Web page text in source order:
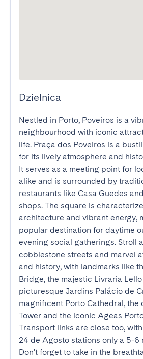
Dzielnica
Nestled in Porto, Poveiros is a
neighbourhood with iconic
life. Praça dos Poveiros is a
for its lively atmosphere and
It serves as a meeting point for
alike and is surrounded by
restaurants like Casa Guedes
shops. The square is
architecture and vibrant energy,
popular destination for daytime
evening social gatherings. Stroll
cobblestone streets and marvel
and history, with landmarks like
Bridge, the majestic Livraria
picturesque Jardins Palácio de
magnificent Porto Cathedral, the
Tower and the iconic Ageas
Transport links are close too,
24 de Agosto stations only a 5-6
Don't forget to take in the